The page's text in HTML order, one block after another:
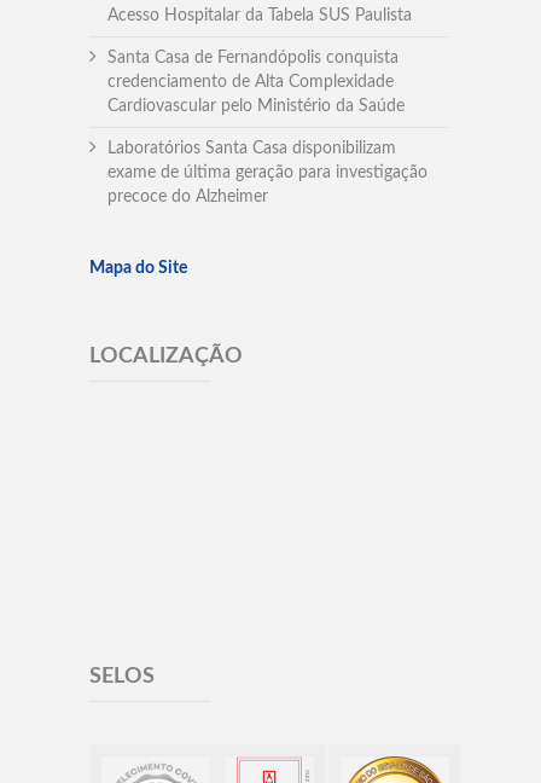
Acesso Hospitalar da Tabela SUS Paulista
Santa Casa de Fernandópolis conquista
credenciamento de Alta Complexidade
Cardiovascular pelo Ministério da Saúde
Laboratórios Santa Casa disponibilizam
exame de última geração para investigação
precoce do Alzheimer
Mapa do Site
LOCALIZAÇÃO
SELOS